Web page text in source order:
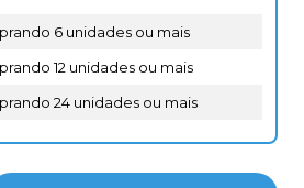
6 unidades ou mais
12 unidades ou mais
24 unidades ou mais